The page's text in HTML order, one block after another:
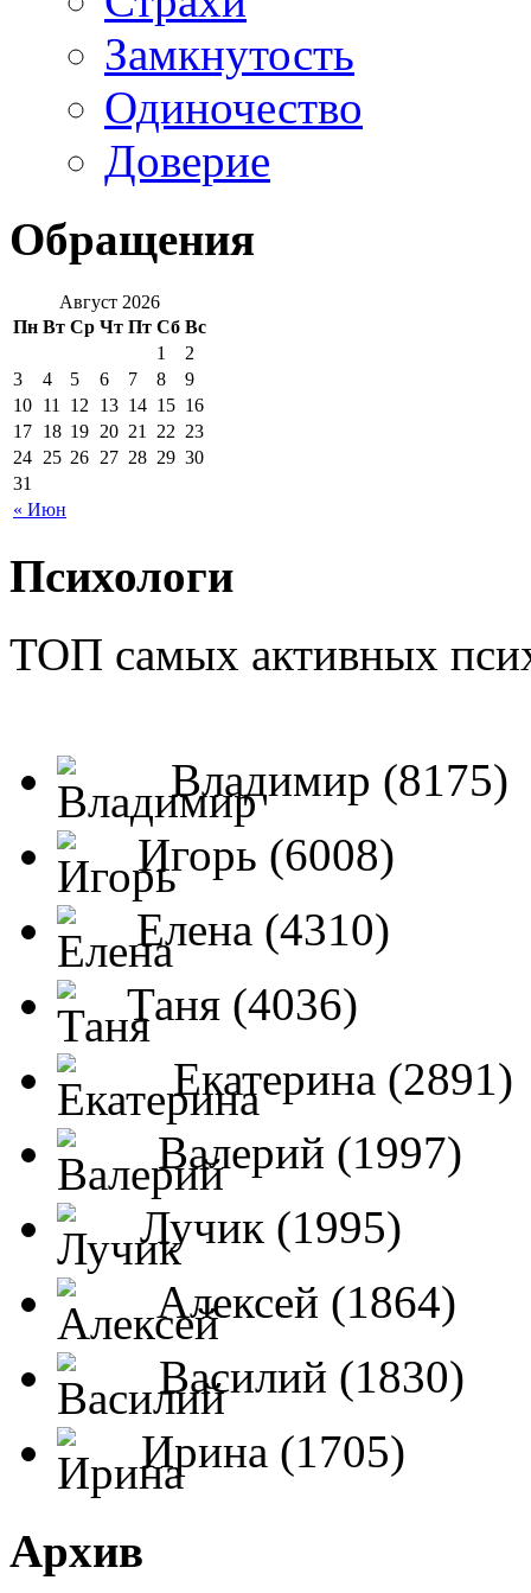
Замкнутость
Одиночество
Доверие
Обращения
Август 2026
Пн Вт Ср Чт Пт Сб Вс
« Июн
1
2
3
4 5 6 7 8
9
10 11 12 13 14 15 16
17 18 19 20 21 22 23
24 25 26 27 28 29 30
31
Психологи
ТОП самых активных
Владимир (8175)
Игорь (6008)
Елена (4310)
Таня (4036)
Екатерина (2891)
Валерий (1997)
Лучик (1995)
Алексей (1864)
Василий (1830)
Ирина (1705)
Архив